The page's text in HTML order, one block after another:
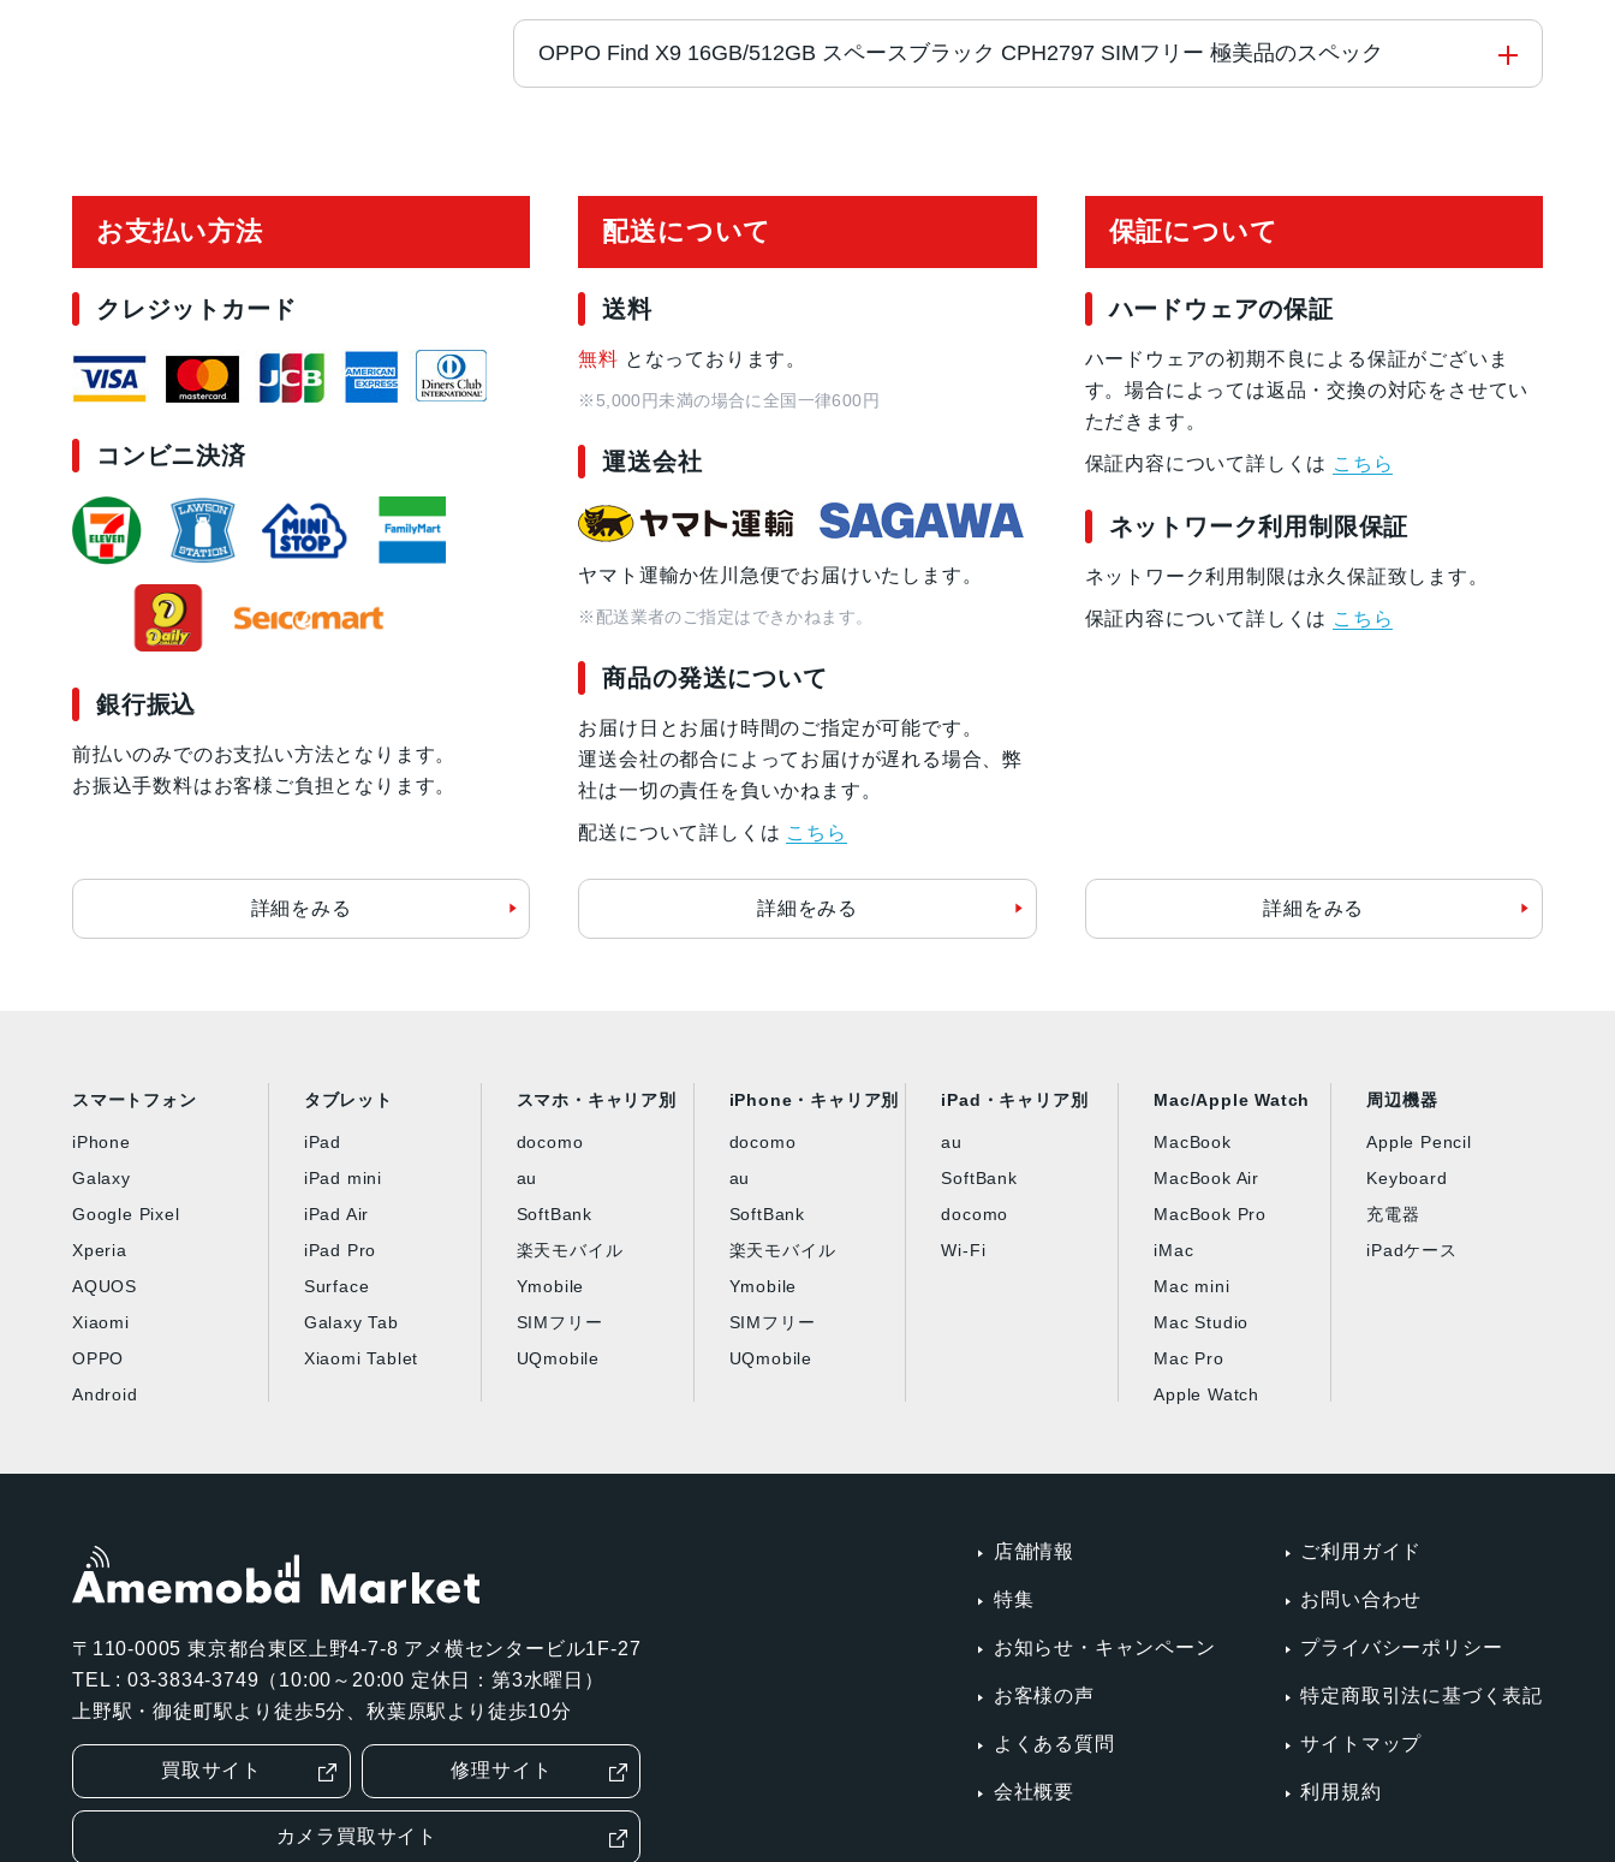
OPPO Find X9 16GB/512GB スペースブラック CPH2797 SIMフリー 極美品のスペック
ディスプレイ
メモリ
16GB RAM
アウトカメラ
[広角] 約5,000万画素(F値1.6 / OIS対応)
[超広角] 約5,000万画素(F値2.0 / 画角120°)
[マルチスペクトル]約200万画素
インカメラ 約3,200万画素（F値2.4）
本体サイズ 157mm×74mm×8.0mm
約203g
チタニウムグレー
2025年12月23日
お支払い方法
クレジットカード
コンビニ決済
銀行振込
前払いのみでのお支払い方法となります。
お振込手数料はお客様ご負担となります。
詳細をみる
配送について
送料
無料 となっております。
※5,000円未満の場合に全国一律600円
運送会社
ヤマト運輸か佐川急便でお届けいたします。
※配送業者のご指定はできかねます。
商品の発送について
お届け日とお届け時間のご指定が可能です。
運送会社の都合によってお届けが遅れる場合、弊
社は一切の責任を負いかねます。
配送について詳しくは こちら
詳細をみる
保証について
ハードウェアの保証
ハードウェアの初期不良による保証がございま
す。場合によっては返品・交換の対応をさせてい
ただきます。
保証内容について詳しくは こちら
ネットワーク利用制限保証
ネットワーク利用制限は永久保証致します。
保証内容について詳しくは こちら
詳細をみる
スマートフォン
iPhone
Galaxy
Google Pixel
Xperia
AQUOS
Xiaomi
OPPO
Android
タブレット
iPad
iPad mini
iPad Air
iPad Pro
Surface
Galaxy Tab
Xiaomi Tablet
スマホ・キャリア別
docomo
au
SoftBank
楽天モバイル
Ymobile
SIMフリー
UQmobile
iPhone・キャリア別
docomo
au
SoftBank
楽天モバイル
Ymobile
SIMフリー
UQmobile
iPad・キャリア別
au
SoftBank
docomo
Wi-Fi
Mac/Apple Watch
MacBook
MacBook Air
MacBook Pro
iMac
Mac mini
Mac Studio
Mac Pro
Apple Watch
周辺機器
Apple Pencil
Keyboard
充電器
iPadケース
〒110-0005 東京都台東区上野4-7-8 アメ横センタービル1F-27
TEL : 03-3834-3749（10:00～20:00 定休日：第3水曜日）
上野駅・御徒町駅より徒歩5分、秋葉原駅より徒歩10分
買取サイト 修理サイト
カメラ買取サイト
店舗情報
特集
お知らせ・キャンペーン
お客様の声
よくある質問
会社概要
ご利用ガイド
お問い合わせ
プライバシーポリシー
特定商取引法に基づく表記
サイトマップ
利用規約